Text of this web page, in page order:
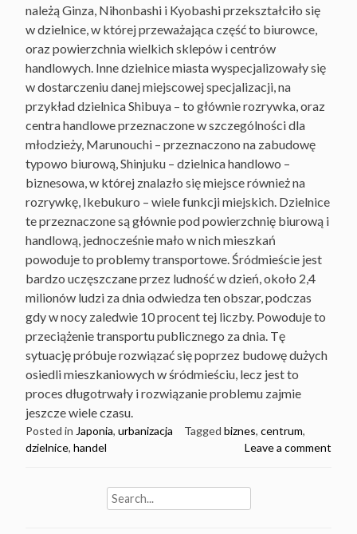
należą Ginza, Nihonbashi i Kyobashi przekształciło się
w dzielnice, w której przeważająca część to biurowce,
oraz powierzchnia wielkich sklepów i centrów
handlowych. Inne dzielnice miasta wyspecjalizowały się
w dostarczeniu danej miejscowej specjalizacji, na
przykład dzielnica Shibuya – to głównie rozrywka, oraz
centra handlowe przeznaczone w szczególności dla
młodzieży, Marunouchi – przeznaczono na zabudowę
typowo biurową, Shinjuku – dzielnica handlowo –
biznesowa, w której znalazło się miejsce również na
rozrywkę, Ikebukuro – wiele funkcji miejskich. Dzielnice
te przeznaczone są głównie pod powierzchnię biurową i
handlową, jednocześnie mało w nich mieszkań
powoduje to problemy transportowe. Śródmieście jest
bardzo uczęszczane przez ludność w dzień, około 2,4
milionów ludzi za dnia odwiedza ten obszar, podczas
gdy w nocy zaledwie 10 procent tej liczby. Powoduje to
przeciążenie transportu publicznego za dnia. Tę
sytuację próbuje rozwiązać się poprzez budowę dużych
osiedli mieszkaniowych w śródmieściu, lecz jest to
proces długotrwały i rozwiązanie problemu zajmie
jeszcze wiele czasu.
Posted in Japonia, urbanizacja Tagged biznes, centrum,
dzielnice, handel Leave a comment
Search
for: